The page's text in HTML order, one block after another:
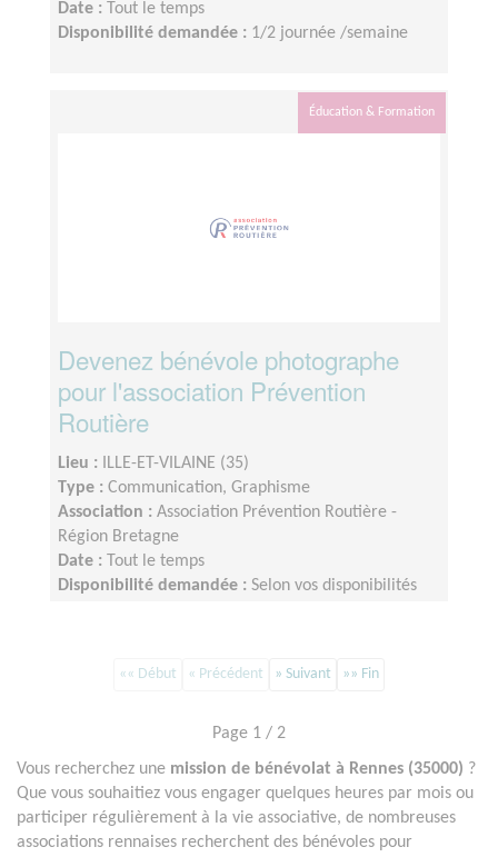
Date :
Tout le temps
Disponibilité demandée : 1/2 journée /semaine
Éducation & Formation
Devenez bénévole photographe
pour l'association Prévention
Routière
Lieu :
ILLE-ET-VILAINE (35)
Type : Communication, Graphisme
Association : Association Prévention Routière -
Région Bretagne
Date :
Tout le temps
Disponibilité demandée : Selon vos disponibilités
«« Début « Précédent » Suivant »» Fin
Page 1 / 2
Vous recherchez une mission de bénévolat à Rennes (35000) ?
Que vous souhaitiez vous engager quelques heures par mois ou
participer régulièrement à la vie associative, de nombreuses
associations rennaises recherchent des bénévoles pour